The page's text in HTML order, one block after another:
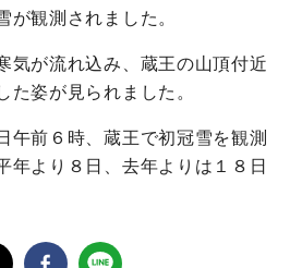
観測されました。
が流れ込み、蔵王の山頂付近
た姿が見られました。
前６時、蔵王で初冠雪を観測
年より８日、去年よりは１８日